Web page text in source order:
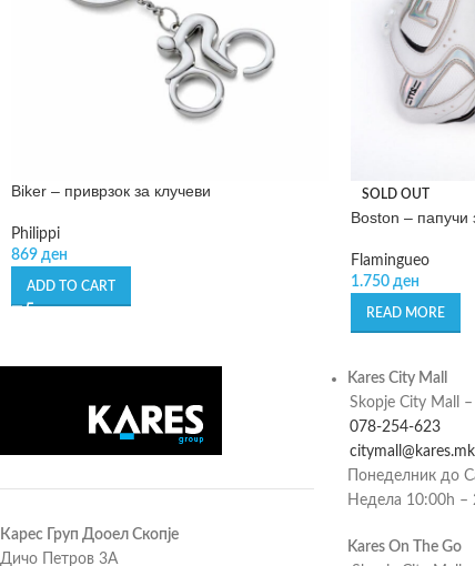
Biker – приврзок за клучеви
Philippi
869 ден
ADD TO CART
SOLD OUT
Boston – папучи
Flamingueo
1.750 ден
READ MORE
Карес Груп Дооел Скопје
Дичо Петров 3А
Kares City Mall
Skopje City Mall –
078-254-623
citymall@kares.mk
Понеделник до
Недела 10:00h –
Kares On The Go